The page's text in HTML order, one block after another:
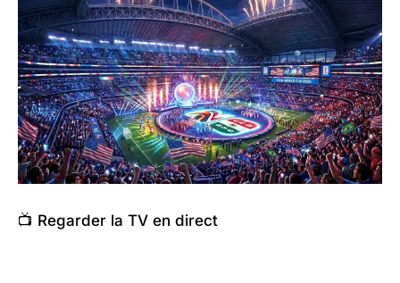
📺 Regarder la TV en direct